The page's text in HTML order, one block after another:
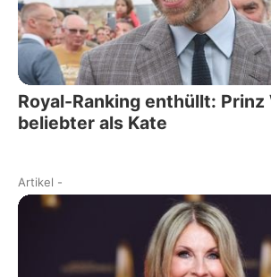
Royal-Ranking enthüllt: Prinz
beliebter als Kate
Artikel -